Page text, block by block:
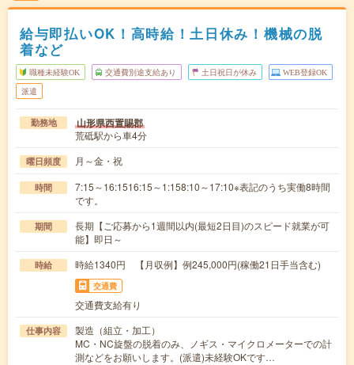
給与即払いOK！高時給！土日休み！機械の脱
着など
職種未経験OK 交通費別途支給あり 土日祝日が休み WEB登録OK
派遣
勤務地 山形県西置賜郡
荒砥駅から車4分
曜日頻度 月～金・祝
時間
7:15～16:1516:15～1:158:10～17:10※表記のうち実働8時間
です。
期間
長期【ご応募から1週間以内(最短2日目)のスピード就業が可
能】即日～
時給 時給1340円 【月収例】例245,000円(稼働21日手当含む)
交通費
交通費支給有り
仕事内容
製造（組立・加工）
MC・NC旋盤の脱着のみ、ノギス・マイクロメーターでの計
測などをお願いします。(派遣)未経験OKです…